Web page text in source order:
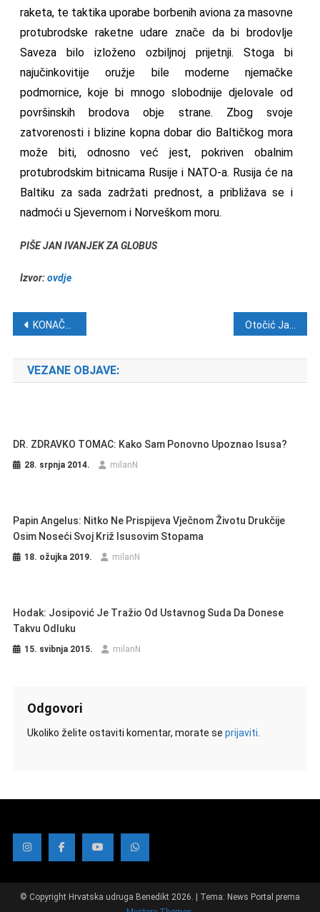
raketa, te taktika uporabe borbenih aviona za masovne
protubrodske raketne udare znače da bi brodovlje
Saveza bilo izloženo ozbiljnoj prijetnji. Stoga bi
najučinkovitije oružje bile moderne njemačke
podmornice, koje bi mnogo slobodnije djelovale od
površinskih brodova obje strane. Zbog svoje
zatvorenosti i blizine kopna dobar dio Baltičkog mora
može biti, odnosno već jest, pokriven obalnim
protubrodskim bitnicama Rusije i NATO-a. Rusija će na
Baltiku za sada zadržati prednost, a približava se i
nadmoći u Sjevernom i Norveškom moru.
PIŠE JAN IVANJEK ZA GLOBUS
Izvor:ovdje
Navigacija objava
KONAČNO DOBRE VIJESTI: Legendarni Schumi napravio svoje prve korake?
VEZANE OBJAVE:
DR. ZDRAVKO TOMAC: Kako Sam Ponovno Upoznao Isusa?
28. srpnja 2014. milanN
Papin Angelus: Nitko Ne Prispijeva Vječnom Životu Drukčije
Osim Noseći Svoj Križ Isusovim Stopama
18. ožujka 2019. milanN
Hodak: Josipović Je Tražio Od Ustavnog Suda Da Donese
Takvu Odluku
15. svibnja 2015. milanN
Odgovori
Ukoliko želite ostaviti komentar, morate se prijaviti
©️ Copyright Hrvatska udruga Benedikt 2026. | Tema: News Portal prema